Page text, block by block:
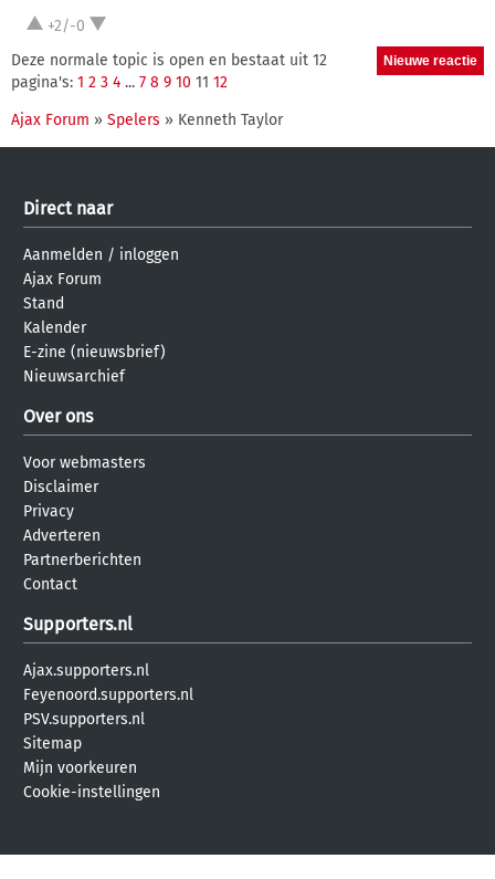
+2/-0
Deze normale topic is open en bestaat uit 12
pagina's: 1 2 3 4 ... 7 8 9 10 11 12
Ajax Forum » Spelers » Kenneth Taylor
Direct naar
Aanmelden / inloggen
Ajax Forum
Stand
Kalender
E-zine (nieuwsbrief)
Nieuwsarchief
Over ons
Voor webmasters
Disclaimer
Privacy
Adverteren
Partnerberichten
Contact
Supporters.nl
Ajax.supporters.nl
Feyenoord.supporters.nl
PSV.supporters.nl
Sitemap
Mijn voorkeuren
Cookie-instellingen